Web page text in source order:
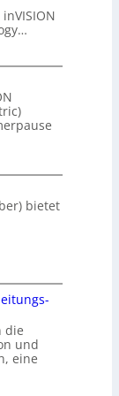
bietet
die
und
eine